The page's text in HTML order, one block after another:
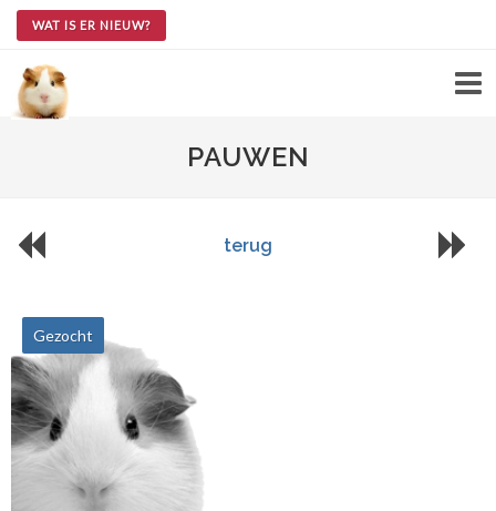
WAT IS ER NIEUW?
PAUWEN
terug
Gezocht